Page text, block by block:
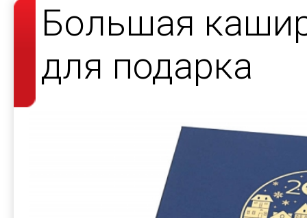
Большая
для подарка